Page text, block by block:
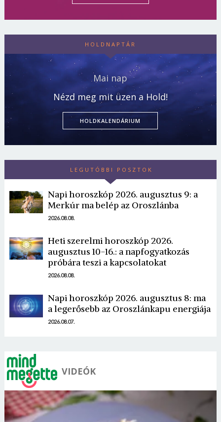
HOLDNAPTÁR
Mai nap
Nézd meg mit üzen a Hold!
HOLDKALENDÁRIUM
LEGUTÓBBI POSZTOK
Napi horoszkóp 2026. augusztus 9: a
Merkúr ma belép az Oroszlánba
2026.08.08.
Heti szerelmi horoszkóp 2026.
augusztus 10-16.: a napfogyatkozás
próbára teszi a kapcsolatokat
2026.08.08.
Napi horoszkóp 2026. augusztus 8: ma
a legerősebb az Oroszlánkapu energiája
2026.08.07.
VIDEÓK
Borsonline bejelentkezés
E-mail cím vagy felhasználónév
Mégse